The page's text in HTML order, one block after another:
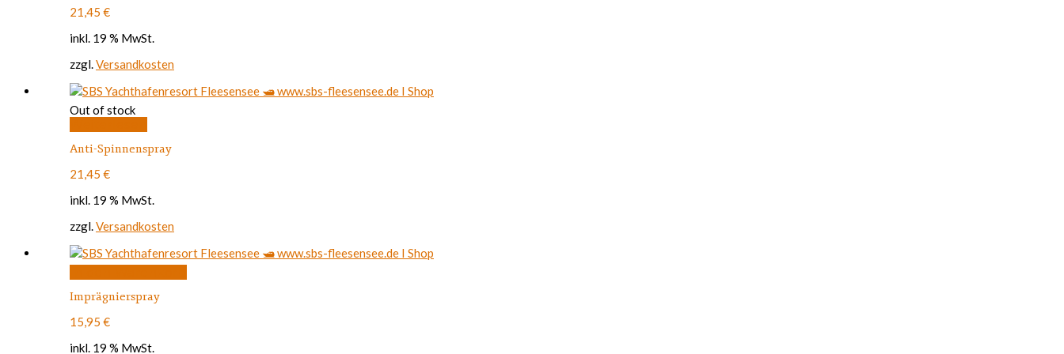
21,45 €
inkl. 19 % MwSt.
zzgl.Versandkosten
Out of stock
Anti-Spinnenspray
21,45 €
inkl. 19 % MwSt.
zzgl.Versandkosten
Imprägnierspray
15,95 €
inkl. 19 % MwSt.